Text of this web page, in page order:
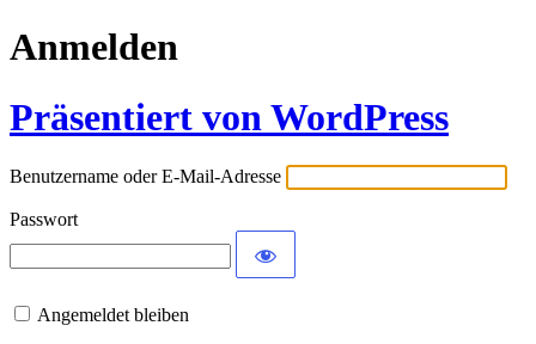
Anmelden
Präsentiert von WordPress
Benutzername oder E-Mail-Adresse
Passwort
Angemeldet bleiben